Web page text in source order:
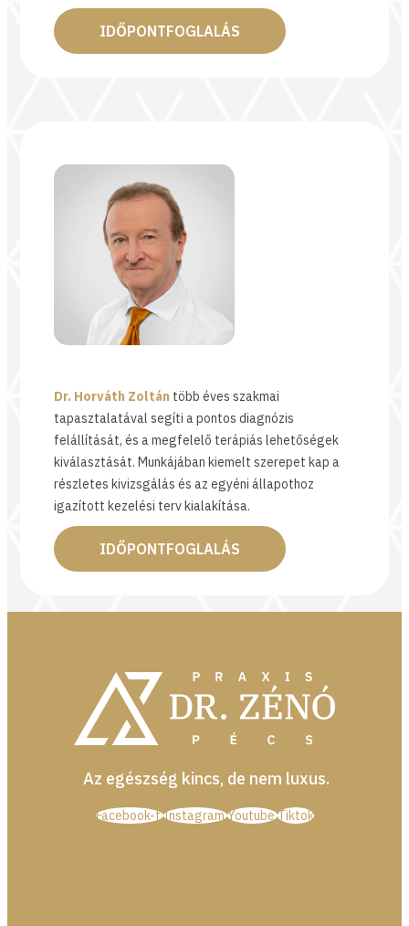
IDŐPONTFOGLALÁS
Dr. Horváth Zoltán több éves szakmai
tapasztalatával segíti a pontos diagnózis
felállítását, és a megfelelő terápiás lehetőségek
kiválasztását. Munkájában kiemelt szerepet kap a
részletes kivizsgálás és az egyéni állapothoz
igazított kezelési terv kialakítása.
IDŐPONTFOGLALÁS
Az egészség kincs, de nem luxus.
Facebook-fInstagramYoutubeTiktok